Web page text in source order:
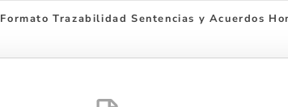
Formato Trazabilidad Sentencias y Acuerdos